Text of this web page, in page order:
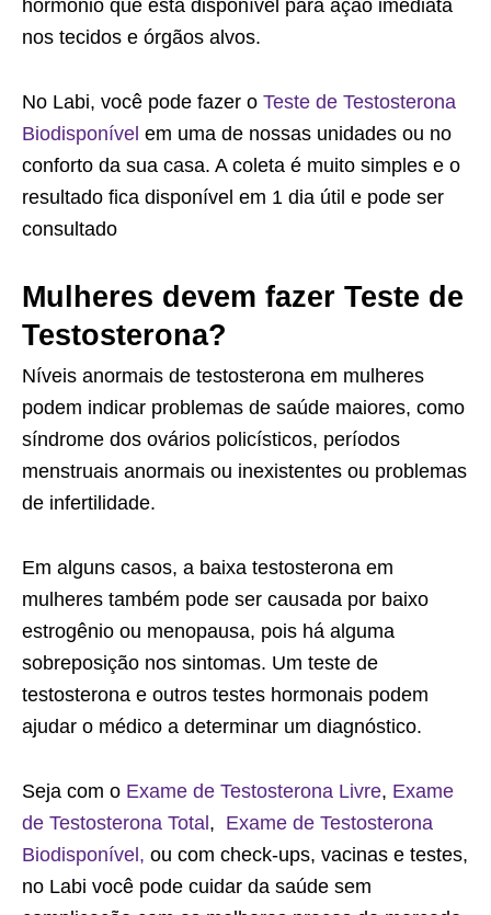
hormônio que está disponível para ação imediata
nos tecidos e órgãos alvos.
No Labi, você pode fazer o Teste de Testosterona
Biodisponível em uma de nossas unidades ou no
conforto da sua casa. A coleta é muito simples e o
resultado fica disponível em 1 dia útil e pode ser
consultado
Mulheres devem fazer Teste de
Testosterona?
Níveis anormais de testosterona em mulheres
podem indicar problemas de saúde maiores, como
síndrome dos ovários policísticos, períodos
menstruais anormais ou inexistentes ou problemas
de infertilidade.
Em alguns casos, a baixa testosterona em
mulheres também pode ser causada por baixo
estrogênio ou menopausa, pois há alguma
sobreposição nos sintomas. Um teste de
testosterona e outros testes hormonais podem
ajudar o médico a determinar um diagnóstico.
Seja com o Exame de Testosterona Livre, Exame
de Testosterona Total, Exame de Testosterona
Biodisponível, ou com check-ups, vacinas e testes,
no Labi você pode cuidar da saúde sem